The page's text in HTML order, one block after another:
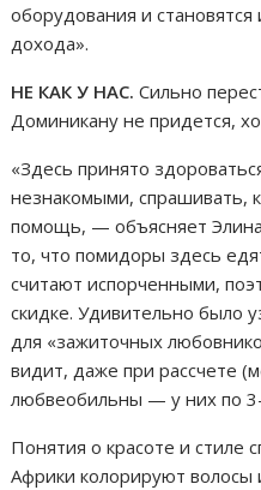
оборудования и
дохода».
НЕ КАК У НАС. Сильно
Доминикану не придется,
«Здесь принято
незнакомыми, спрашивать,
помощь, — объясняет
то, что помидоры здесь
считают испорченными,
скидке. Удивительно было
для «зажиточных
видит, даже при рассчете
любвеобильны — у них по
Понятия о красоте и стиле
Африки колорируют волосы